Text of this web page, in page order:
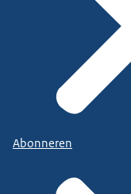
Abonneren